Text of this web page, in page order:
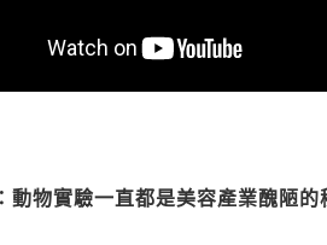
動物實驗一直都是美容產業醜陋的